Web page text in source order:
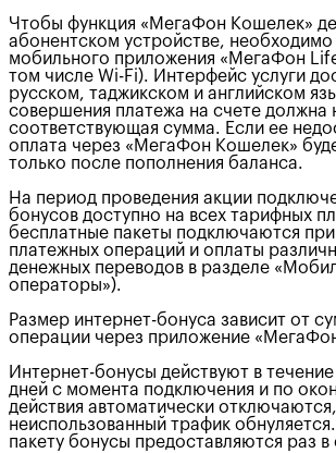
Чтобы функция «МегаФон Кошелек»
абонентском устройстве, необходимо
мобильного приложения «МегаФон
том числе Wi-Fi). Интерфейс услуги
русском, таджикском и английском
совершения платежа на счете должна
соответствующая сумма. Если ее
оплата через «МегаФон Кошелек»
только после пополнения баланса.
На период проведения акции
бонусов доступно на всех тарифных
бесплатные пакеты подключаются
платежных операций и оплаты
денежных переводов в разделе
операторы»).
Размер интернет-бонуса зависит от
операции через приложение
Интернет-бонусы действуют в
дней с момента подключения и по
действия автоматически
неиспользованный трафик
пакету бонусы предоставляются раз в